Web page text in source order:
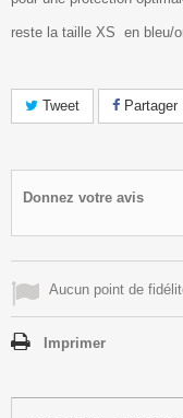
reste la taille XS en bleu/
Tweet Partager
Donnez votre avis
Aucun point de
Imprimer